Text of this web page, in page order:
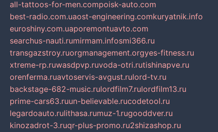
all-tattoos-for-men.compoisk-auto.com
best-radio.com.uaost-engineering.comkuryatnik.info
euroshiny.com.uaporemontuavto.com
searchus-nauti.rumirmam.infosmi366.ru
transgazstroy.ruorgmanagement.orgyes-fitness.ru
xtreme-rp.ruwasdpvp.ruvoda-otri.rutishinapve.ru
orenferma.ruavtoservis-avgust.rulord-tv.ru
backstage-682-music.rulordfilm7.rulordfilm13.ru
prime-cars63.ruun-believable.rucodetool.ru
legardoauto.rulithasa.rumuz-1.rugooddver.ru
kinozadrot-3.ruqr-plus-promo.ru2shizashop.ru